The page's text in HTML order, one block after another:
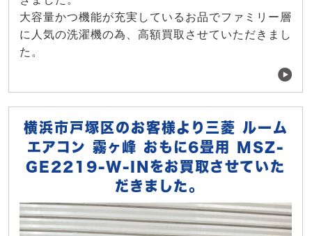
大容量かつ機能が充実しているお品でファミリー層
に人気の洗濯機の為、高額買取させていただきまし
た。
横浜市戸塚区のお客様より三菱 ルーム
エアコン 霧ヶ峰 おもに6畳用 MSZ-
GE2219-W-INをお買取させていた
だきました。